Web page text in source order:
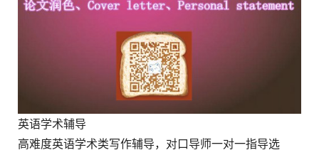
英语学术辅导
高难度英语学术类写作辅导，对口导师一对一指导选